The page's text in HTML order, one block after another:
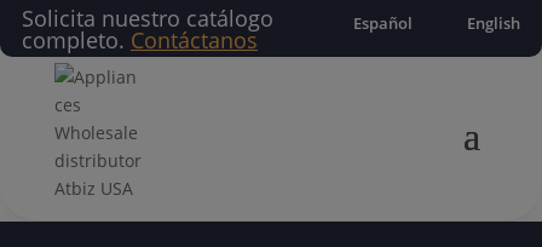
Solicita nuestro catálogo
completo. Contáctanos
Español English